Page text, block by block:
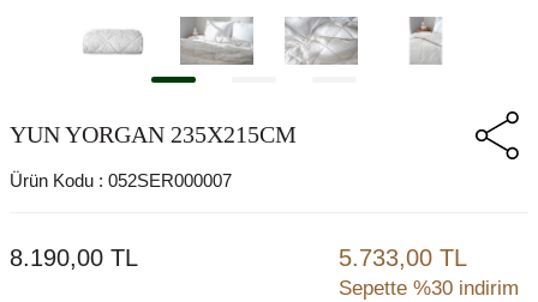
YUN YORGAN 235X215CM
Ürün Kodu : 052SER000007
8.190,00 TL 5.733,00 TL
Sepette %30 indirim